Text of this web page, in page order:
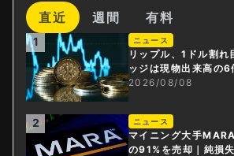
直近 週間 有料
1 ニュース
リップル、1ドル割れ
ッジは現物出来高の6
2026/08/08
2 ニュース
マイニング大手
の91%を売却｜純損